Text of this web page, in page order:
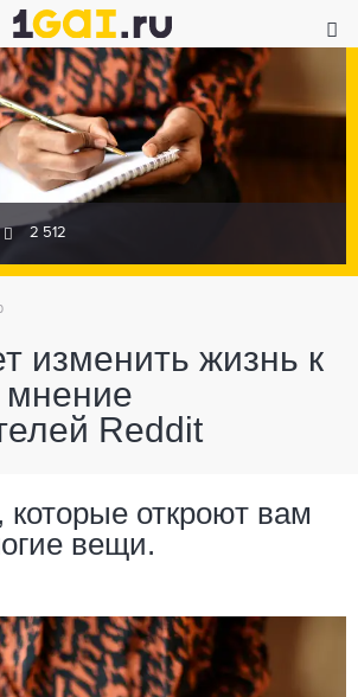
2 512
изменить жизнь к
Reddit
которые откроют вам
вещи.